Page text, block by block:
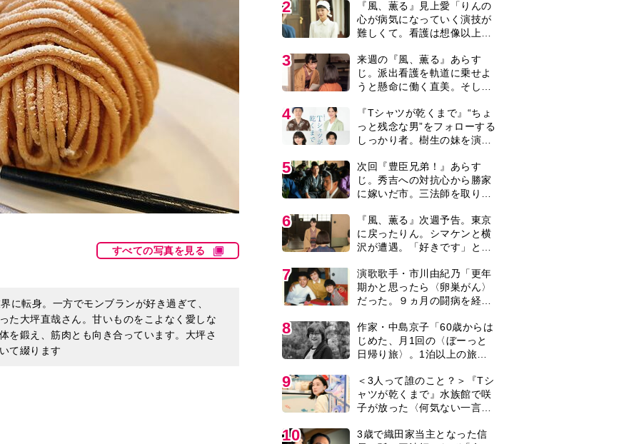
すべての写真を見る
た大坪直哉さん。甘いものをこよなく愛しな
』のモンブラン
7
演歌歌手・市川由紀乃「更年
期かと思ったら〈卵巣がん〉
だった。９ヵ月の闘病を経て
紙を今も支えに」【2026上半
期BEST】
8
作家・中島京子「60歳からは
じめた、月1回の〈ぼーっと
日帰り旅〉。1泊以上の旅行
と出かけられるのがいいとこ
ろ」【2026上半期BEST】
9
＜3人って誰のこと？＞『Tシ
ャツが乾くまで』水族館で咲
子が放った〈何気ない一言〉
線？」「子どもの話だと…」
10
3歳で織田家当主となった信
長の孫・三法師。なぜ「名
代」は置かれなかったのか。
なった「清須会議」の背景と
は…。濱田浩一郎が『豊臣兄
弟！』を解説
もっと見る
MOVIE
編集部おすすめ